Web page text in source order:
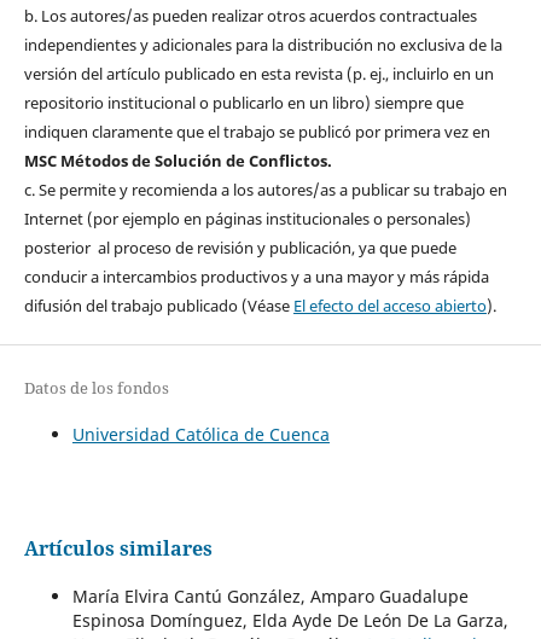
b. Los autores/as pueden realizar otros acuerdos contractuales
independientes y adicionales para la distribución no exclusiva de la
versión del artículo publicado en esta revista (p. ej., incluirlo en un
repositorio institucional o publicarlo en un libro) siempre que
indiquen claramente que el trabajo se publicó por primera vez en
MSC Métodos de Solución de Conflictos.
c. Se permite y recomienda a los autores/as a publicar su trabajo en
Internet (por ejemplo en páginas institucionales o personales)
posterior al proceso de revisión y publicación, ya que puede
conducir a intercambios productivos y a una mayor y más rápida
difusión del trabajo publicado (Véase El efecto del acceso abierto).
Datos de los fondos
Universidad Católica de Cuenca
Artículos similares
María Elvira Cantú González, Amparo Guadalupe
Espinosa Domínguez, Elda Ayde De León De La Garza,